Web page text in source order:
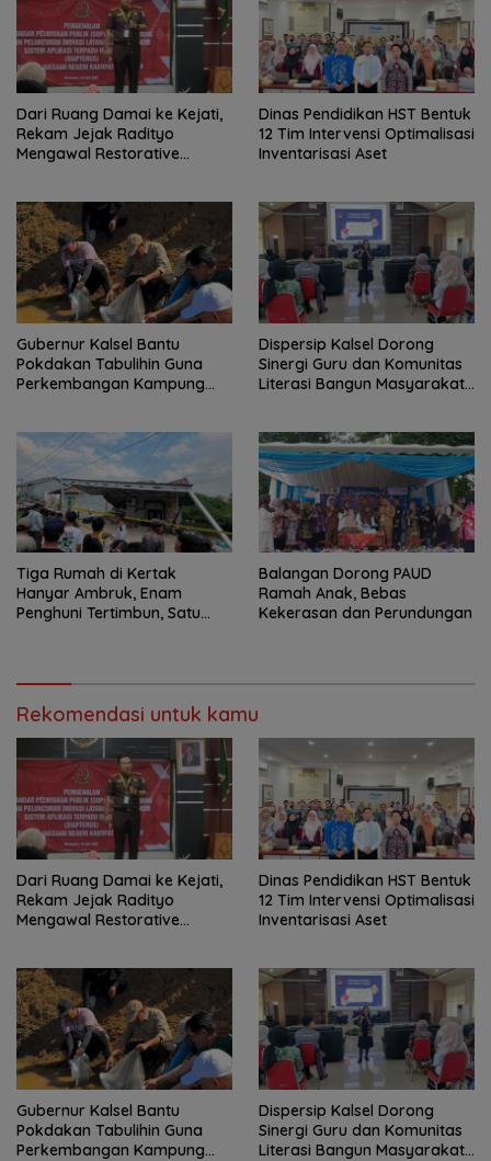
Dari Ruang Damai ke Kejati,
Rekam Jejak Radityo
Mengawal Restorative
Dinas Pendidikan HST Bentuk
12 Tim Intervensi Optimalisasi
Inventarisasi Aset
Gubernur Kalsel Bantu
Pokdakan Tabulihin Guna
Perkembangan Kampung
Dispersip Kalsel Dorong
Sinergi Guru dan Komunitas
Literasi Bangun Masyarakat
Tiga Rumah di Kertak
Hanyar Ambruk, Enam
Penghuni Tertimbun, Satu
Balangan Dorong PAUD
Ramah Anak, Bebas
Kekerasan dan Perundungan
Rekomendasi untuk kamu
Dari Ruang Damai ke Kejati,
Rekam Jejak Radityo
Mengawal Restorative
Dinas Pendidikan HST Bentuk
12 Tim Intervensi Optimalisasi
Inventarisasi Aset
Gubernur Kalsel Bantu
Pokdakan Tabulihin Guna
Perkembangan Kampung
Dispersip Kalsel Dorong
Sinergi Guru dan Komunitas
Literasi Bangun Masyarakat